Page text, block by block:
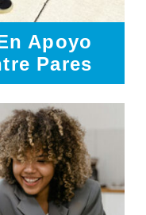
Apoyo
Pares